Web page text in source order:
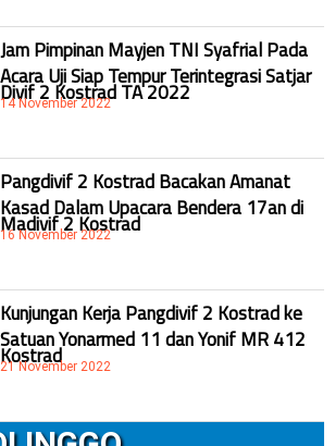
Jam Pimpinan Mayjen TNI Syafrial Pada
Acara Uji Siap Tempur Terintegrasi Satjar
Divif 2 Kostrad TA 2022
14 November 2022
Pangdivif 2 Kostrad Bacakan Amanat
Kasad Dalam Upacara Bendera 17an di
Madivif 2 Kostrad
16 November 2022
Kunjungan Kerja Pangdivif 2 Kostrad ke
Satuan Yonarmed 11 dan Yonif MR 412
Kostrad
21 November 2022